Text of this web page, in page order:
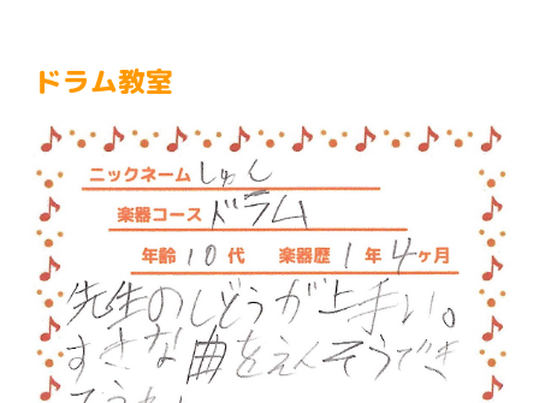
ドラム教室